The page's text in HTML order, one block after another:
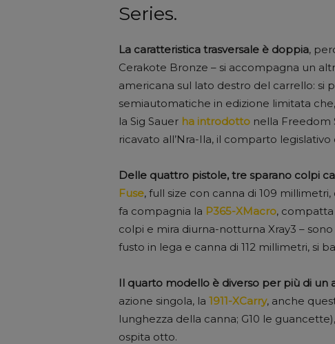
Series.
La caratteristica trasversale è doppia,
Cerakote Bronze – si accompagna un
americana sul lato destro del carrello: si
semiautomatiche in edizione limitata
la Sig Sauer ha introdotto nella Freedom
ricavato all’Nra-Ila, il comparto legislativo
Delle quattro pistole, tre sparano colpi
Fuse, full size con canna di 109
fa compagnia la P365-XMacro,
colpi e mira diurna-notturna Xray3 –
fusto in lega e canna di 112 millimetri, si
Il quarto modello è diverso per più di un
azione singola, la 1911-XCarry, anche
lunghezza della canna; G10 le
ospita otto.